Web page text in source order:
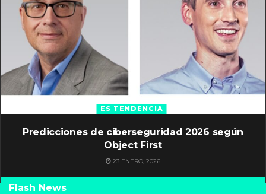
ES TENDENCIA
Predicciones de ciberseguridad 2026 según
Object First
23 ENERO, 2026
Flash News